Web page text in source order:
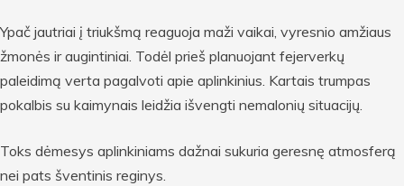
Ypač jautriai į triukšmą reaguoja maži vaikai, vyresnio amžiaus
žmonės ir augintiniai. Todėl prieš planuojant fejerverkų
paleidimą verta pagalvoti apie aplinkinius. Kartais trumpas
pokalbis su kaimynais leidžia išvengti nemalonių situacijų.
Toks dėmesys aplinkiniams dažnai sukuria geresnę atmosferą
nei pats šventinis reginys.